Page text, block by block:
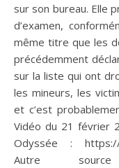
sur son bureau. Elle
d’examen,
même titre que les
précédemment
sur la liste qui ont
les mineurs, les
et c’est
Vidéo du 21 février
Odyssée : https://
Autre